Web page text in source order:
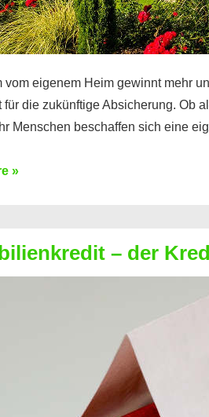
vom eigenem Heim gewinnt mehr
für die zukünftige Absicherung. Ob
Menschen beschaffen sich eine
»
– der